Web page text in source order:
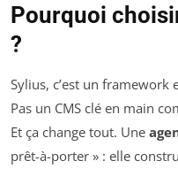
Pourquoi
?
Sylius, c’est un framework
Pas un CMS clé en main
Et ça change tout. Une
prêt-à-porter » : elle